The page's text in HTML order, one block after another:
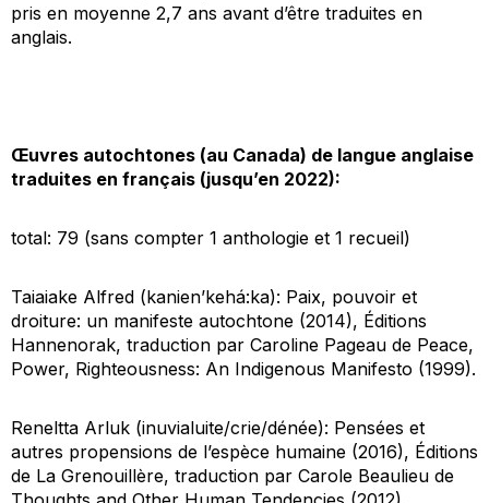
pris en moyenne 2,7 ans avant d’être traduites en
anglais.
Œuvres autochtones (au Canada) de langue anglaise
traduites en français (jusqu’en 2022):
total: 79 (sans compter 1 anthologie et 1 recueil)
Taiaiake Alfred (kanien’kehá:ka): Paix, pouvoir et
droiture: un manifeste autochtone (2014), Éditions
Hannenorak, traduction par Caroline Pageau de Peace,
Power, Righteousness: An Indigenous Manifesto (1999).
Reneltta Arluk (inuvialuite/crie/dénée): Pensées et
autres propensions de l’espèce humaine (2016), Éditions
de La Grenouillère, traduction par Carole Beaulieu de